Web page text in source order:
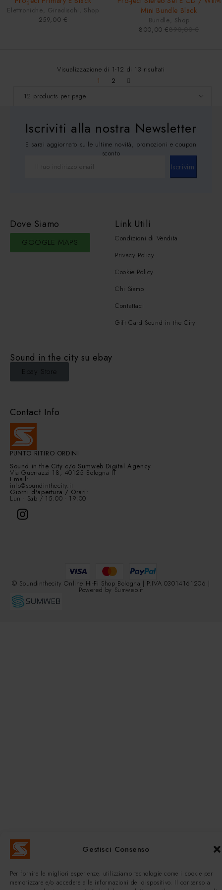
Gestisci Consenso
Per fornire le migliori esperienze, utilizziamo tecnologie come i cookie per
memorizzare e/o accedere alle informazioni del dispositivo. Il consenso a
Elettroniche Giradischi
Shop
259,00 €
Mini Bundle Black
Bundle Shop
800,00€
Visualizzazione di 1-12 di 13 risultati
1
2
Iscriviti alla nostra Newsletter
E sarai aggiornato sulle ultime novità, promozioni e coupon
sconto
Iscrivimi
Contact Info
PUNTO RITIRO ORDINI
Sound in the City c/o Sumweb Digital Agency
Via Guerrazzi 18, 40125 Bologna IT
Email:
info@soundinthecity.it
Giorni d'apertura / Orari:
Lun - Sab / 15:00 - 19:00
Dove Siamo
GOOGLE MAPS
Link Utili
Condizioni di Vendita
Privacy Policy
Cookie Policy
Chi Siamo
Contattaci
Gift Card Sound in the City
Sound in the city su ebay
Ebay Store
© Soundinthecity Online Hi-Fi Shop Bologna | P.IVA 03014161206 |
Powered by Sumweb.it